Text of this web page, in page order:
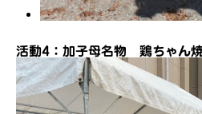
活動4：加子母名物 鶏ちゃん焼